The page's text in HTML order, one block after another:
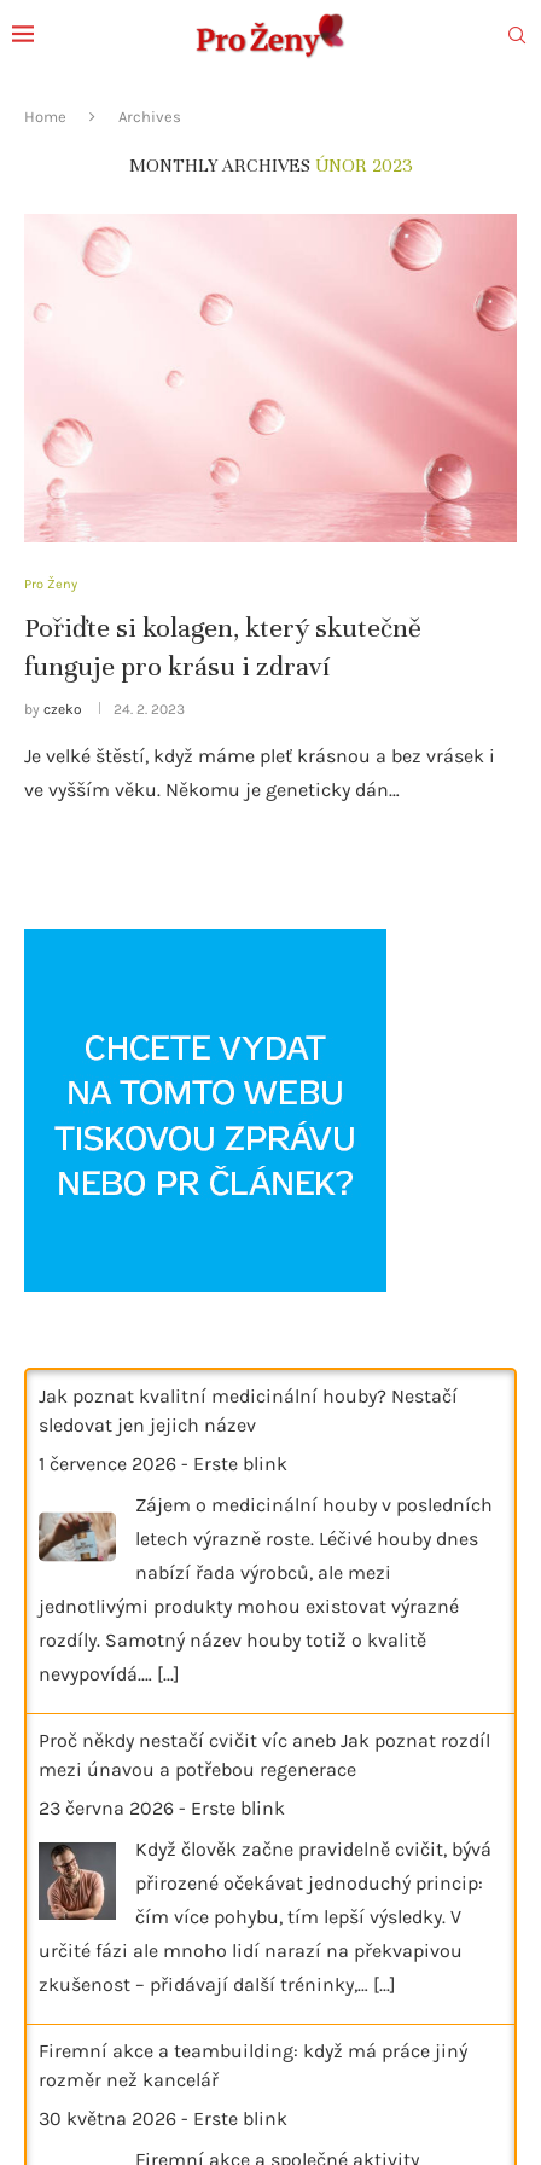
Home Archives
MONTHLY ARCHIVES ÚNOR 2023
Pro Ženy
Pořiďte si kolagen, který skutečně
funguje pro krásu i zdraví
by czeko 24. 2. 2023
Je velké štěstí, když máme pleť krásnou a bez vrásek i
ve vyšším věku. Někomu je geneticky dán…
Jak poznat kvalitní medicinální houby? Nestačí
sledovat jen jejich název
1 července 2026 - Erste blink
Zájem o medicinální houby v posledních
letech výrazně roste. Léčivé houby dnes
nabízí řada výrobců, ale mezi
jednotlivými produkty mohou existovat výrazné
rozdíly. Samotný název houby totiž o kvalitě
nevypovídá.… [...]
Proč někdy nestačí cvičit víc aneb Jak poznat rozdíl
mezi únavou a potřebou regenerace
23 června 2026 - Erste blink
Když člověk začne pravidelně cvičit, bývá
přirozené očekávat jednoduchý princip:
čím více pohybu, tím lepší výsledky. V
určité fázi ale mnoho lidí narazí na překvapivou
zkušenost – přidávají další tréninky,… [...]
Firemní akce a teambuilding: když má práce jiný
rozměr než kancelář
30 května 2026 - Erste blink
Firemní akce a společné aktivity